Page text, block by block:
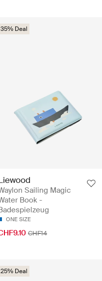
35% Deal
Sailing Magic
Book -
ONE SIZE
CHF14
25% Deal